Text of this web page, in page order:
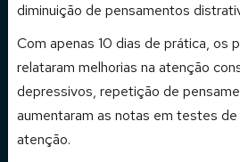
diminuição de pensamentos
Com apenas 10 dias de prática, os
relataram melhorias na atenção
depressivos, repetição de
aumentaram as notas em testes
atenção.